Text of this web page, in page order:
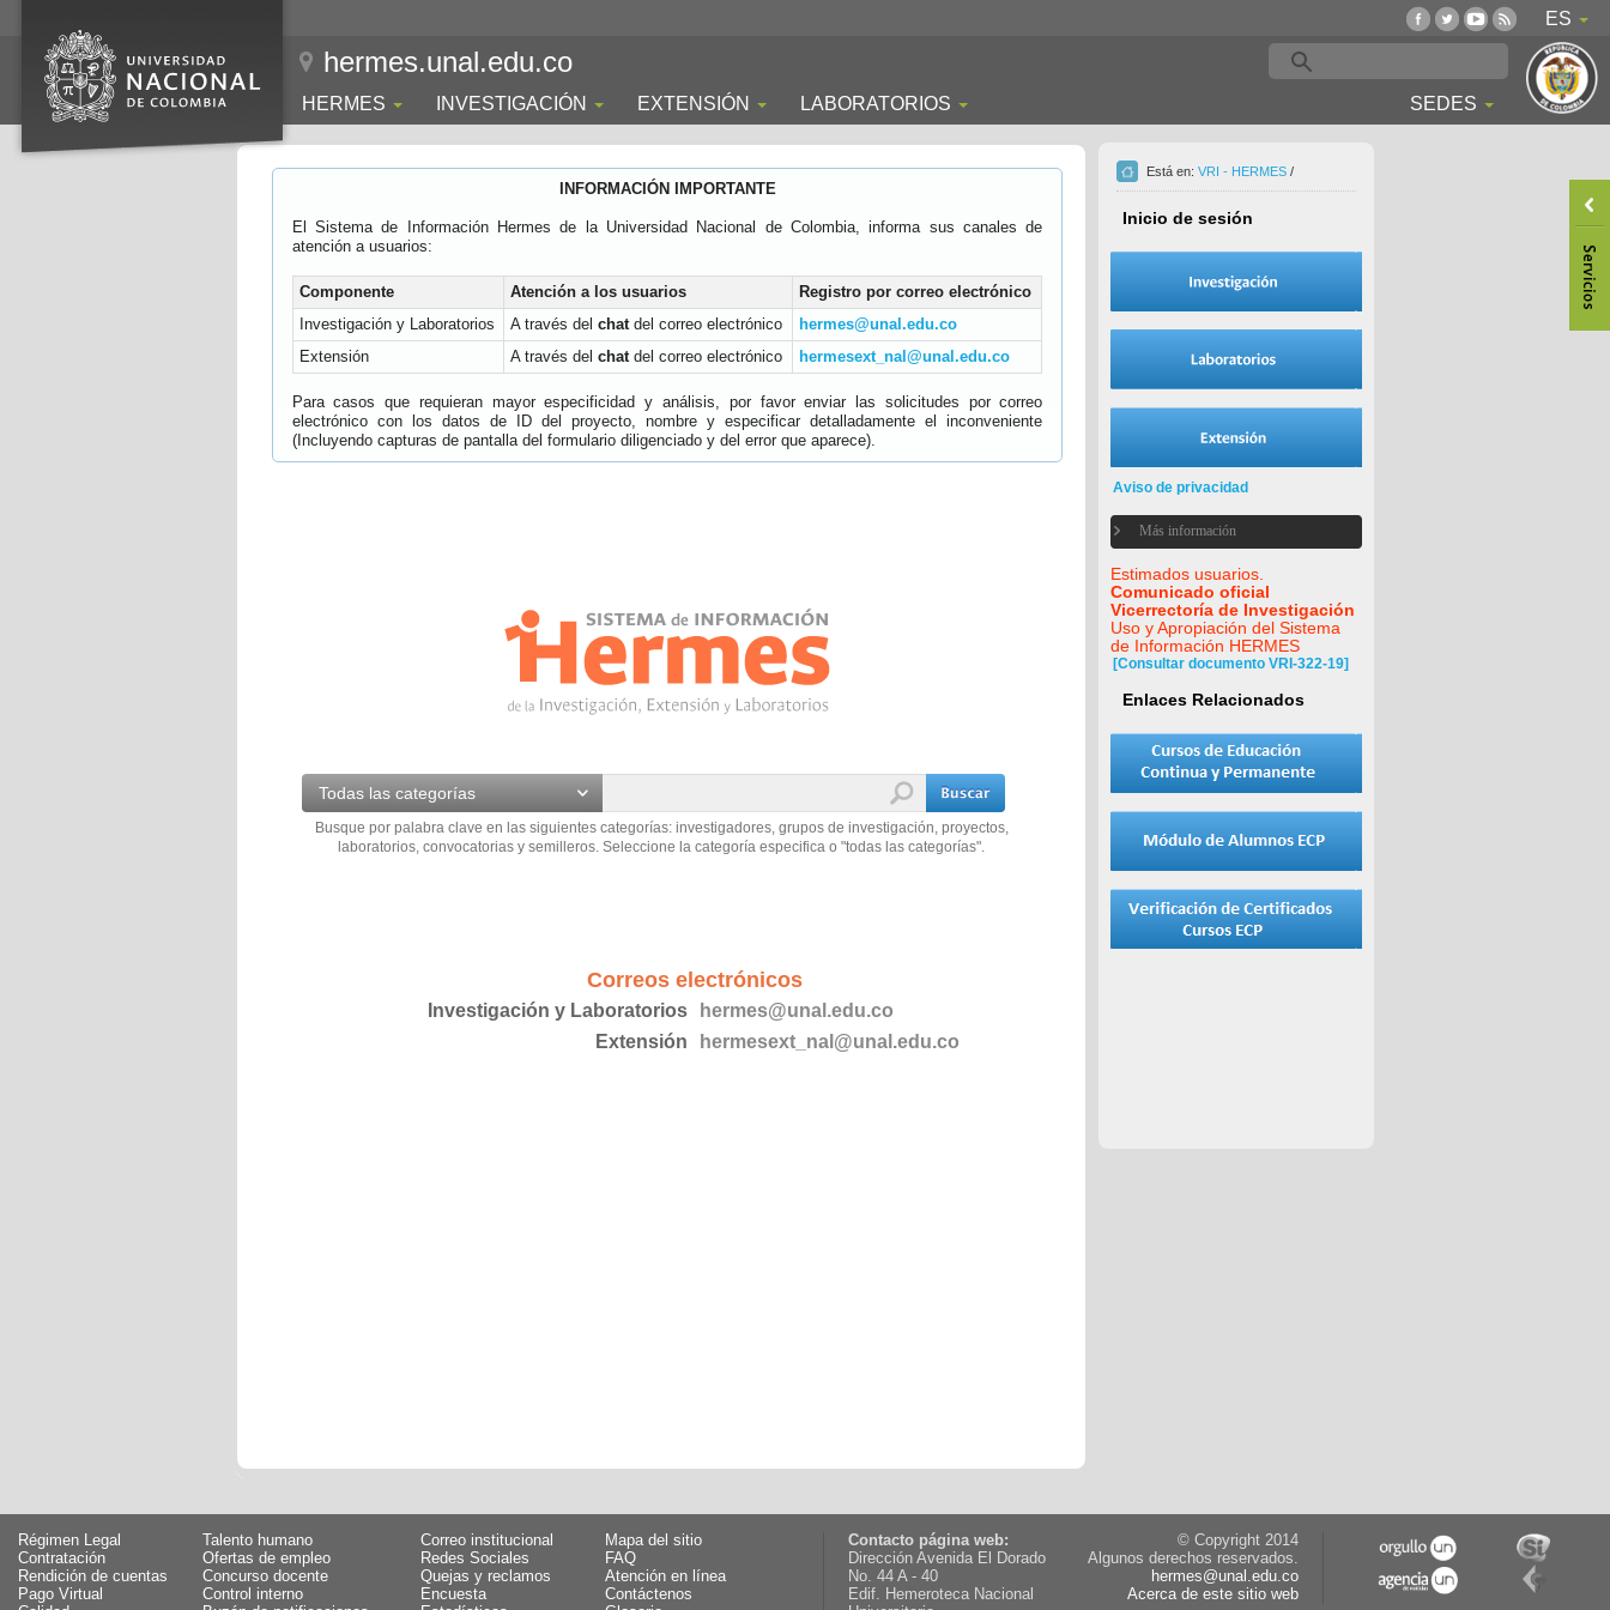
ES
hermes.unal.edu.co
HERMES INVESTIGACIÓN EXTENSIÓN LABORATORIOS SEDES
INFORMACIÓN IMPORTANTE
El Sistema de Información Hermes de la Universidad Nacional de Colombia, informa sus canales de
atención a usuarios:
Componente Atención a los usuarios
Registro por correo electrónico
Investigación y Laboratorios
A través del chatdel correo electrónico
hermes@unal.edu.co
Extensión
A través del chatdel correo electrónico hermesext_nal@unal.edu.co
Para casos que requieran mayor especificidad y análisis, por favor enviar las solicitudes por correo
electrónico con los datos de ID del proyecto, nombre y especificar detalladamente el inconveniente
(Incluyendo capturas de pantalla del formulario diligenciado y del error que aparece).
Todas las categorías
Busque por palabra clave en las siguientes categorías: investigadores, grupos de investigación, proyectos,
laboratorios, convocatorias y semilleros. Seleccione la categoría especifica o "todas las categorías".
Correos electrónicos
Investigación y Laboratorios
hermes@unal.edu.co
Extensión
hermesext_nal@unal.edu.co
Está en: VRI - HERMES /
Inicio de sesión
Aviso de privacidad
Más información
Estimados usuarios.
Comunicado oficial
Vicerrectoría de Investigación
Uso y Apropiación del Sistema
de Información HERMES
[Consultar documento VRI-322-19]
Enlaces Relacionados
Régimen Legal
Talento humano
Contratación
Ofertas de empleo
Rendición de cuentas
Concurso docente
Pago Virtual
Control interno
Correo institucional
Mapa del sitio
Redes Sociales
FAQ
Quejas y reclamos
Atención en línea
Encuesta
Contáctenos
Contacto página web:
Dirección Avenida El Dorado
No. 44 A - 40
Edif. Hemeroteca Nacional
© Copyright 2014
Algunos derechos reservados.
hermes@unal.edu.co
Acerca de este sitio web